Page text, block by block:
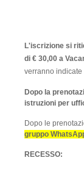
L'iscrizione si
di € 30,00 a
verranno indicate
Dopo la
istruzioni per
Dopo le
gruppo
RECESSO: